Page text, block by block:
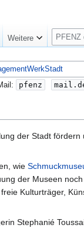
pfenz
der Stadt
wie
der Museen
Kulturträger,
Stephanié
Weitere
S
u
c
h
e